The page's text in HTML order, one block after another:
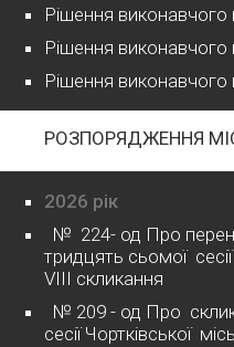
Рішення виконавчого
Рішення виконавчого
Рішення виконавчого
РОЗПОРЯДЖЕННЯ
2026 рік
№ 224- од Про
тридцять сьомої
VІІІ скликання
№ 209 - од Про
сесії Чортківської